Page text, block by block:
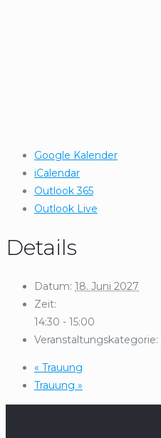
Google Kalender
iCalendar
Outlook 365
Outlook Live
Details
Datum: 18. Juni 2027
Zeit:
14:30 - 15:00
Veranstaltungskategorie:
« Trauung
Trauung »